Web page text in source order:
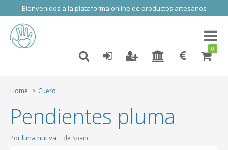
Bienvenidos a la plataforma online de productos artesanos
Toggle
0
Home Cuero
Pendientes pluma
Porluna nuEva de Spain